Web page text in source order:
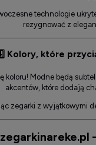
technologie
rezygnować z
Kolory, które
Modne będą
akcentów, które dodają
zegarki z wyjątkowymi